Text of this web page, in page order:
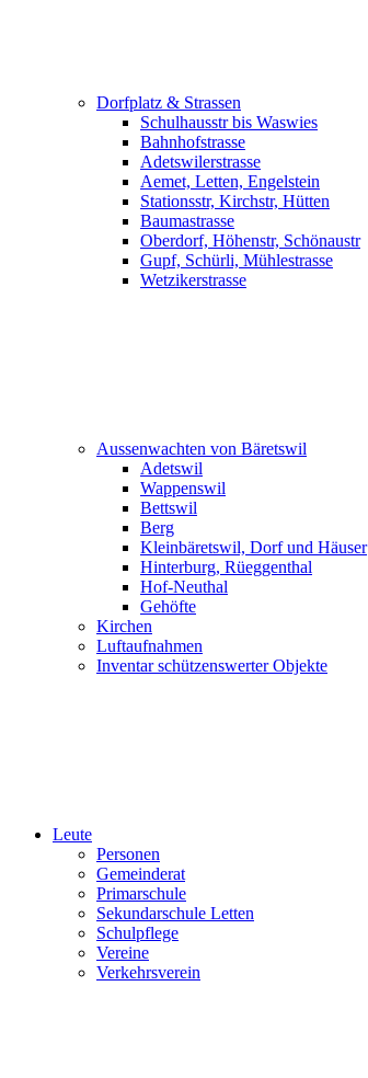
Dorfplatz & Strassen
Schulhausstr bis Waswies
Bahnhofstrasse
Adetswilerstrasse
Aemet, Letten, Engelstein
Stationsstr, Kirchstr, Hütten
Baumastrasse
Oberdorf, Höhenstr, Schönaustr
Gupf, Schürli, Mühlestrasse
Wetzikerstrasse
Aussenwachten von Bäretswil
Adetswil
Wappenswil
Bettswil
Berg
Kleinbäretswil, Dorf und Häuser
Hinterburg, Rüeggenthal
Hof-Neuthal
Gehöfte
Kirchen
Luftaufnahmen
Inventar schützenswerter Objekte
Leute
Personen
Gemeinderat
Primarschule
Sekundarschule Letten
Schulpflege
Vereine
Verkehrsverein